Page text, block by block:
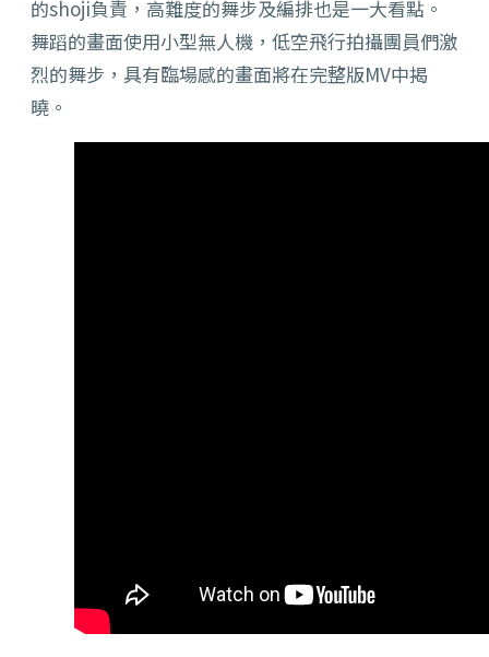
的shoji負責，高難度的舞步及編排也是一大看點。
舞蹈的畫面使用小型無人機，低空飛行拍攝團員們激
烈的舞步，具有臨場感的畫面將在完整版MV中揭
曉。